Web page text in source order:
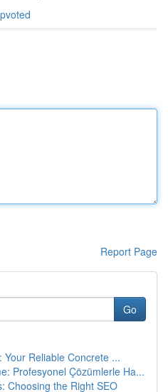
Report Page
Go
Reliable Concrete ...
Profesyonel Çözümlerle Ha...
Choosing the Right SEO